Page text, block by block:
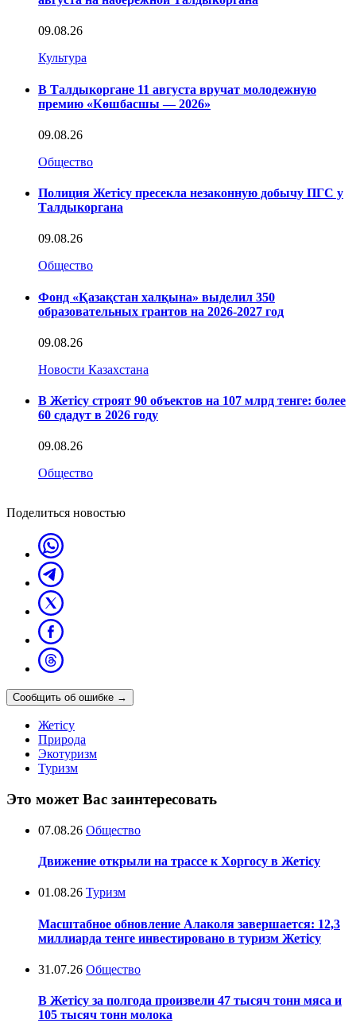
09.08.26
Культура
В Талдыкоргане 11 августа вручат молодежную
премию «Көшбасшы — 2026»
09.08.26
Общество
Полиция Жетісу пресекла незаконную добычу ПГС у
Талдыкоргана
09.08.26
Общество
Фонд «Қазақстан халқына» выделил 350
образовательных грантов на 2026-2027 год
09.08.26
Новости Казахстана
В Жетісу строят 90 объектов на 107 млрд тенге: более
60 сдадут в 2026 году
09.08.26
Общество
Поделиться новостью
Сообщить об ошибке →
Жетісу
Природа
Экотуризм
Туризм
Это может Вас заинтересовать
07.08.26 Общество
Движение открыли на трассе к Хоргосу в Жетісу
01.08.26 Туризм
Масштабное обновление Алаколя завершается: 12,3
миллиарда тенге инвестировано в туризм Жетісу
31.07.26 Общество
В Жетісу за полгода произвели 47 тысяч тонн мяса и
105 тысяч тонн молока